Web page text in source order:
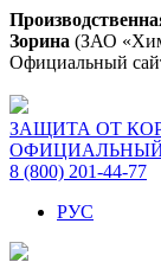
Зорина (ЗАО
Официальный
ЗАЩИТА ОТ
8 (800) 201-44-77
РУС